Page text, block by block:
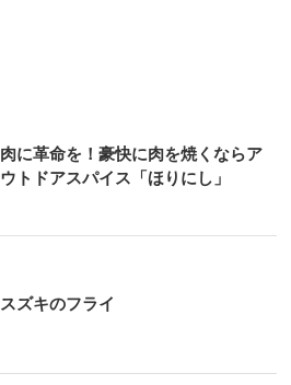
肉に革命を！豪快に肉を焼くならア
ウトドアスパイス「ほりにし」
スズキのフライ